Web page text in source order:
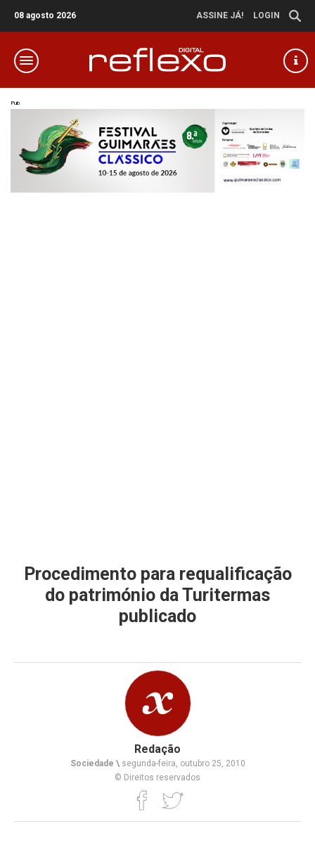
08 agosto 2026 ASSINE JÁ! LOGIN
Pub
Procedimento para requalificação
do património da Turitermas
publicado
Redação
Sociedade \segunda-feira, outubro 25, 2010
© Direitos reservados